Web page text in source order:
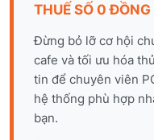
THUẾ SỐ 0 ĐỒNG
Đừng bỏ lỡ cơ hội
cafe và tối ưu hóa
tin để chuyên viên
hệ thống phù hợp
bạn.